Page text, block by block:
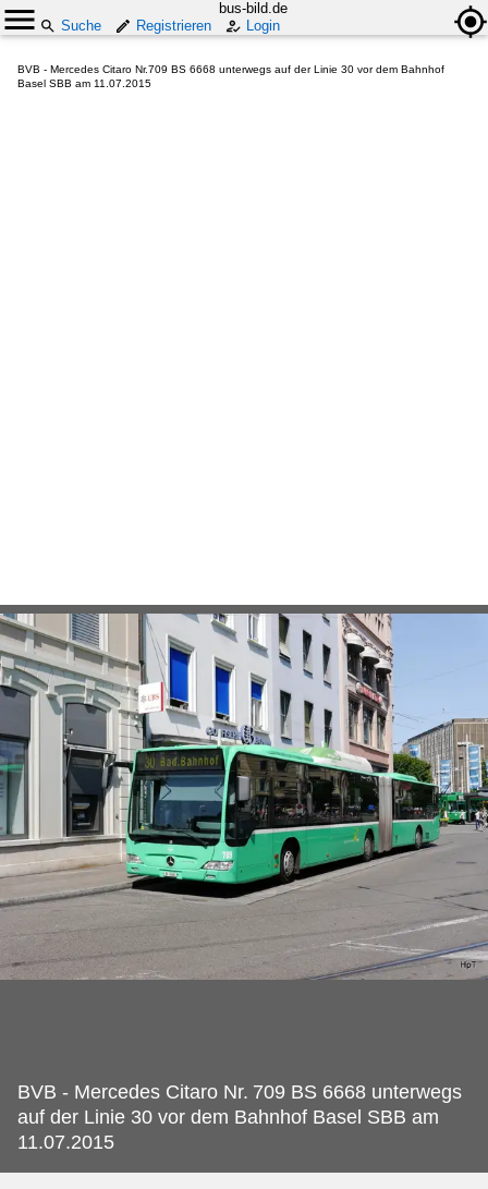
bus-bild.de
Suche
Registrieren Login
BVB - Mercedes Citaro Nr.709 BS 6668 unterwegs auf der Linie 30 vor dem Bahnhof
Basel SBB am 11.07.2015
BVB - Mercedes Citaro Nr. 709 BS 6668 unterwegs
auf der Linie 30 vor dem Bahnhof Basel SBB am
11.07.2015